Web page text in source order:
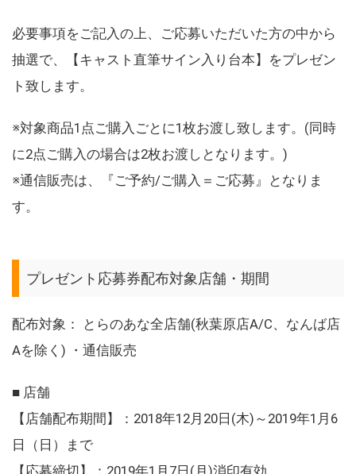
必要事項をご記入の上、ご応募いただいた方の中から
抽選で、【キャスト直筆サイン入り台本】をプレゼン
ト致します。
※対象商品1点ご購入ごとに1枚お渡し致します。(同時
に2点ご購入の場合は2枚お渡しとなります。)
※通信販売は、『ご予約/ご購入＝ご応募』となりま
す。
プレゼント応募券配布対象店舗・期間
配布対象： とらのあな全店舗(秋葉原店A/C、なんば店
Aを除く) ・通信販売
■ 店舗
【店舗配布期間】：2018年12月20日(木)～2019年1月6
日（日）まで